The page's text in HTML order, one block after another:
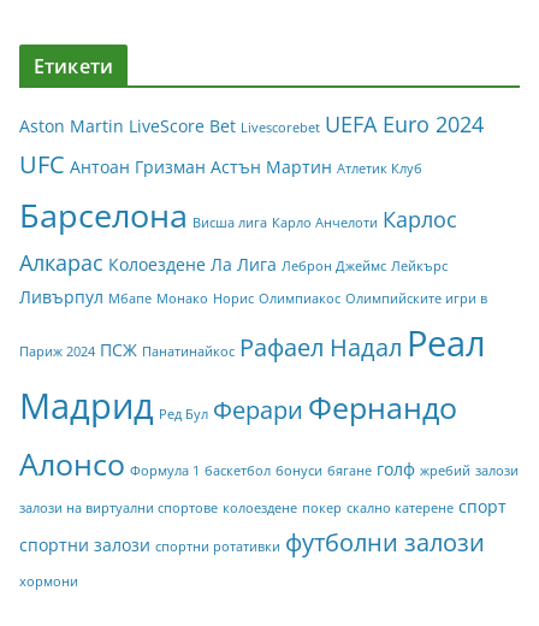
Етикети
Aston Martin LiveScore Bet Livescorebet UEFA Euro 2024
UFC Антоан Гризман Астън Мартин Атлетик Клуб
Барселона Висша лига Карло Анчелоти Карлос
Алкарас Колоездене Ла Лига Леброн Джеймс Лейкърс
Ливърпул Мбапе Монако Норис Олимпиакос Олимпийските игри в
Париж 2024 ПСЖ Панатинайкос Рафаел Надал Реал
Мадрид Ред Бул Ферари Фернандо
Алонсо Формула 1 баскетбол бонуси бягане голф жребий залози
залози на виртуални спортове колоездене покер скално катерене спорт
спортни залози спортни ротативки футболни залози
хормони